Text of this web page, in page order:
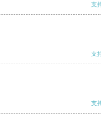
支
支
支